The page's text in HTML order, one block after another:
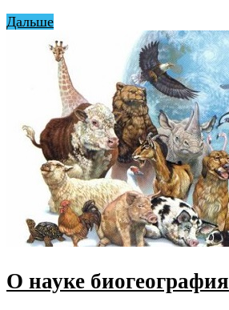
Дальше
О науке биогеография